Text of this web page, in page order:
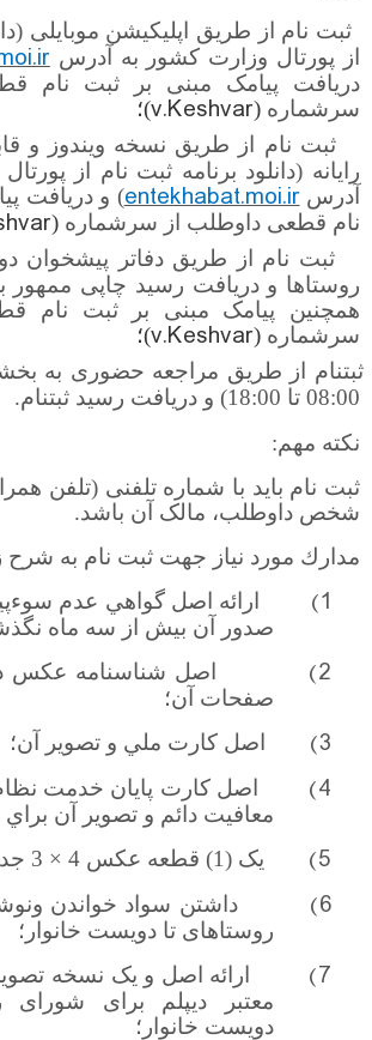
ثبت نام از طریق اپلیکیشن موبایلی
از پورتال وزارت کشور به
آدرس
دریافت پیامک مبنی بر ثبت نام
سرشماره (
v.Keshvar)؛
ثبت نام از طریق نسخه ویندوز و
رایانه (دانلود برنامه ثبت نام از
آدرسentekhabat.moi.ir) و دریافت
نام قطعی داوطلب از سرشماره (
ثبت نام از طریق دفاتر پيشخوان
روستاها و دریافت رسید چاپی ممهور
همچنین پیامک مبنی بر ثبت نام
سرشماره (
v.Keshvar)؛
ثبت­نام از طریق مراجعه حضوری به
08:00 تا 18:00) و دریافت رسید ثبت­نام.
نکته مهم:
ثبت نام باید با شماره تلفنی (تلفن
شخص داوطلب، مالک آن باشد.
مدارك مورد نياز جهت ثبت نام به شرح
1)
ارائه اصل گواهي عدم
صدور آن بيش از سه ماه
2)
اصل شناسنامه عكس
صفحات آن؛
3) اصل كارت ملي و تصوير آن؛
4)
اصل كارت پايان خدمت
معافيت دائم و تصوير آن براي
5) یک (1) قطعه عکس 4 × 3 جديد؛
6)
داشتن سواد خواندن
روستاهای تا دویست خانوار؛
7)
ارائه اصل و یک نسخه
معتبر دیپلم برای شورای
دویست خانوار؛